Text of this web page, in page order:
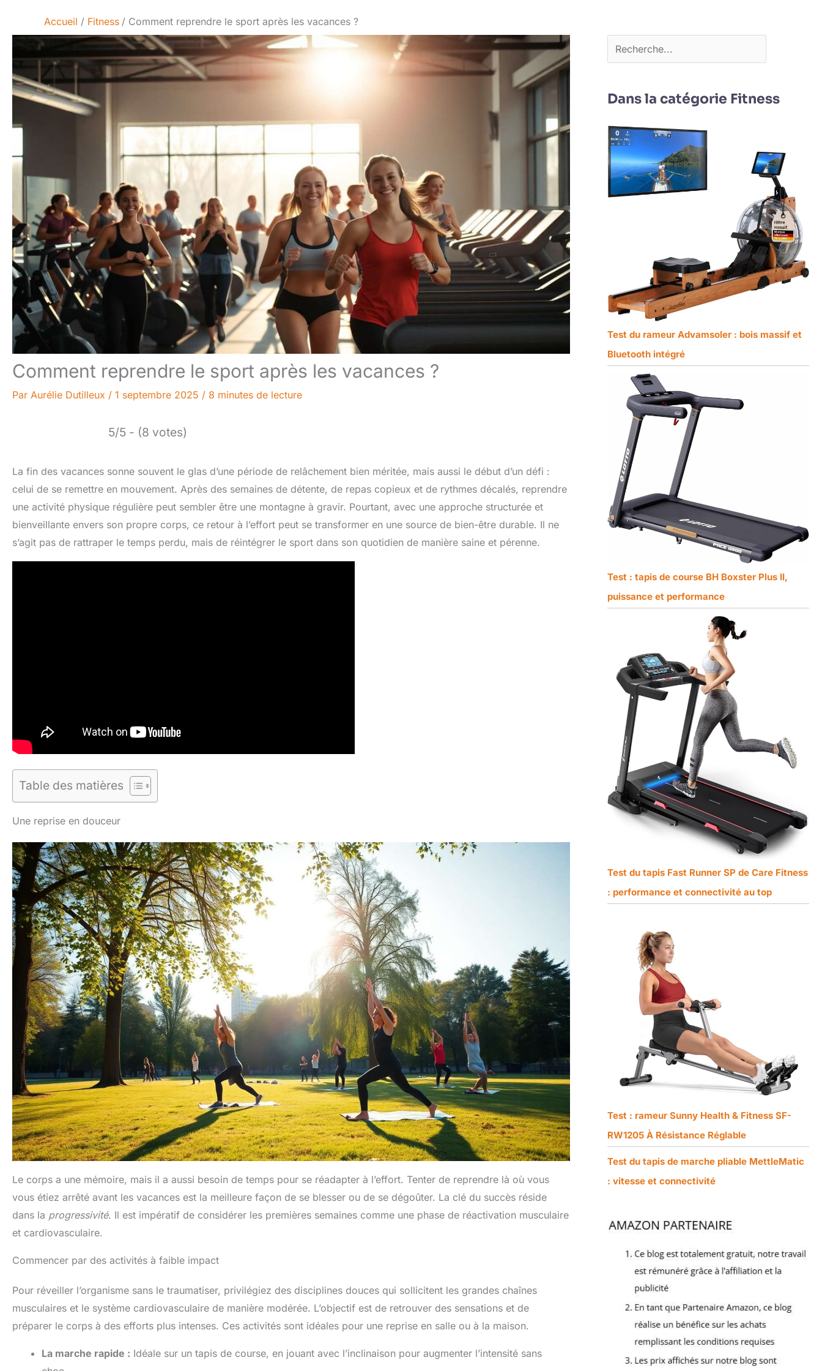
Accueil Fitness Comment reprendre le sport après les vacances ?
Comment reprendre le sport après les vacances ?
Par Aurélie Dutilleux / 1 septembre 2025 / 8 minutes de lecture
5/5 - (8 votes)
La fin des vacances sonne souvent le glas d’une période de relâchement bien méritée, mais aussi le début d’un défi :
celui de se remettre en mouvement. Après des semaines de détente, de repas copieux et de rythmes décalés, reprendre
une activité physique régulière peut sembler être une montagne à gravir. Pourtant, avec une approche structurée et
bienveillante envers son propre corps, ce retour à l’effort peut se transformer en une source de bien-être durable. Il ne
s’agit pas de rattraper le temps perdu, mais de réintégrer le sport dans son quotidien de manière saine et pérenne.
Table des matières
Une reprise en douceur
Le corps a une mémoire, mais il a aussi besoin de temps pour se réadapter à l’effort. Tenter de reprendre là où vous
vous étiez arrêté avant les vacances est la meilleure façon de se blesser ou de se dégoûter. La clé du succès réside
dans la progressivité. Il est impératif de considérer les premières semaines comme une phase de réactivation musculaire
et cardiovasculaire.
Commencer par des activités à faible impact
Pour réveiller l’organisme sans le traumatiser, privilégiez des disciplines douces qui sollicitent les grandes chaînes
musculaires et le système cardiovasculaire de manière modérée. L’objectif est de retrouver des sensations et de
préparer le corps à des efforts plus intenses. Ces activités sont idéales pour une reprise en salle ou à la maison.
La marche rapide : Idéale sur un tapis de course, en jouant avec l’inclinaison pour augmenter l’intensité sans
Dans la catégorie Fitness
Test du rameur Advamsoler : bois massif et
Bluetooth intégré
Test : tapis de course BH Boxster Plus II,
puissance et performance
Test du tapis Fast Runner SP de Care Fitness
: performance et connectivité au top
Test : rameur Sunny Health & Fitness SF-
RW1205 À Résistance Réglable
Test du tapis de marche pliable MettleMatic
: vitesse et connectivité